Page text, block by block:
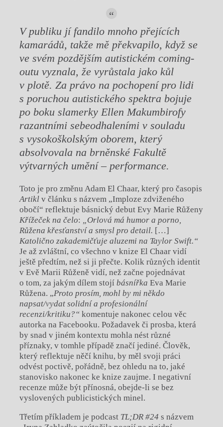
V publiku jí fandilo mnoho přejících
kamarádů, takže mě překvapilo, když se
ve svém pozdějším autistickém coming-
outu vyznala, že vyrůstala jako kůl
v plotě. Za právo na pochopení pro lidi
s poruchou autistického spektra bojuje
po boku slamerky Ellen Makumbirofy
razantními sebeodhaleními v souladu
s vysokoškolským oborem, který
absolvovala na brněnské Fakultě
výtvarných umění – performance.
Toto je pro změnu Adam El Chaar, který pro časopis
Artikl v článku s názvem „Imploze zdviženého
obočí“ reflektuje básnický debut Evy Marie Růženy
Křížeček na čelo: „Orlová má humor a porno,
Růžena křesťanství a smysl pro detail. […]
Katolično zakademičťuje aluzemi na Taylor Swift.“
Je až zvláštní, co všechno v knize El Chaar vidí
ještě předtím, než si ji přečte. Kolik různých identit
v Evě Marii Růženě vidí, než začne pojednávat
o tom, za jakým dílem stojí básnířka Eva Marie
Růžena. „Proto prosím, mohl by mi někdo
napsat/vydat solidní a profesionální
recenzi/kritiku?“ komentuje nakonec celou věc
autorka na Facebooku. Požadavek či prosba, která
by snad v jiném kontextu mohla nést různé
příznaky, v tomhle případě značí jediné. Člověk,
který reflektuje něčí knihu, by měl svoji práci
odvést poctivě, pořádně, bez ohledu na to, jaké
stanovisko nakonec ke knize zaujme. I negativní
recenze může být přínosná, obejde-li se bez
vyslovených publicistických minel.
Třetím příkladem je podcast TL;DR #24 s názvem